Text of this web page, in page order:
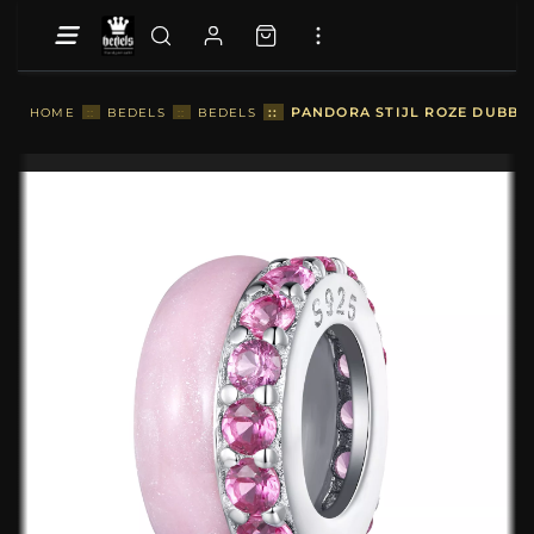
HOME :: BEDELS :: BEDELS :: PANDORA STIJL ROZE